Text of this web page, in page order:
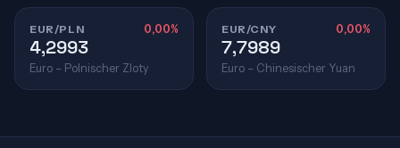
EUR/PLN 0,00%
4,2993
Euro – Polnischer Zloty
EUR/CNY 0,00%
7,7989
Euro – Chinesischer Yuan